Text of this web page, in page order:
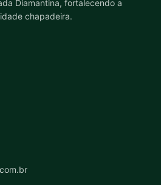
Diamantina, fortalecendo a
chapadeira.